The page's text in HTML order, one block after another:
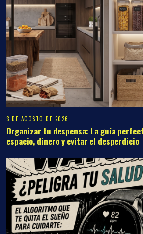
3 DE AGOSTO DE 2026
Organizar tu despensa: La guía
espacio, dinero y evitar el desperdicio